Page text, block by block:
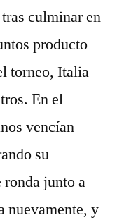
culminar en
producto
torneo, Italia
En el
vencían
su
junto a
nuevamente, y